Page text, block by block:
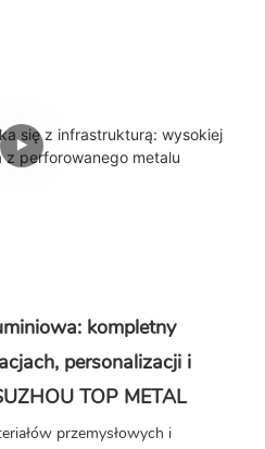
kompletny
personalizacji i
TOP METAL
przemysłowych i